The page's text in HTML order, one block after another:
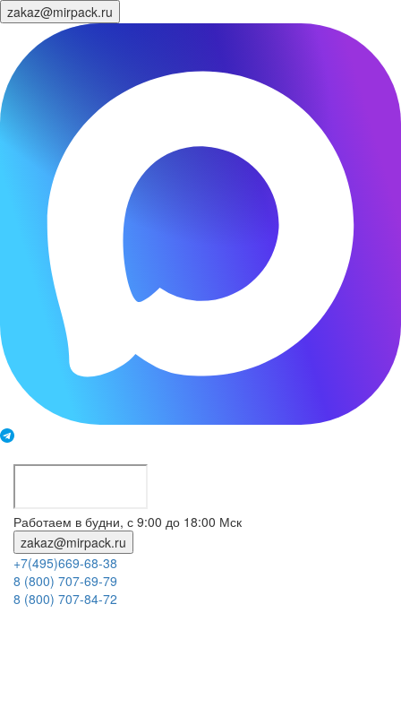
zakaz@mirpack.ru
Работаем в будни, с 9:00 до 18:00 Мск
zakaz@mirpack.ru
+7(495)669-68-38
8 (800) 707-69-79
8 (800) 707-84-72